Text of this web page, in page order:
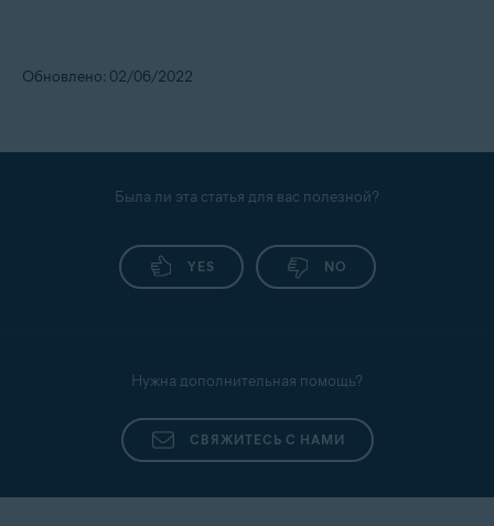
Обновлено: 02/06/2022
Была ли эта статья для вас полезной?
YES NO
Нужна дополнительная помощь?
СВЯЖИТЕСЬ С НАМИ